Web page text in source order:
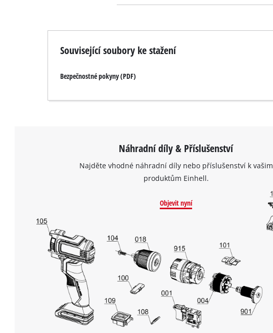
Související soubory ke stažení
Bezpečnostné pokyny (PDF)
Náhradní díly & Příslušenství
Najděte vhodné náhradní díly nebo příslušenství k vašim
produktům Einhell.
Objevit nyní